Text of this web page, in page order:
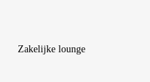
Zakelijke lounge